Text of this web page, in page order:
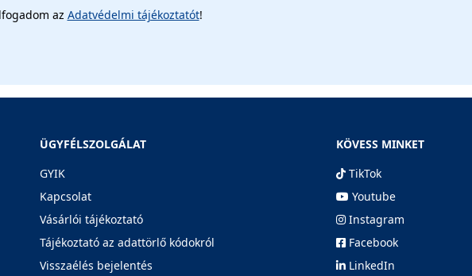
az Adatvédelmi tájékoztatót!
ÜGYFÉLSZOLGÁLAT
GYIK
Kapcsolat
Vásárlói tájékoztató
Tájékoztató az adattörlő kódokról
Visszaélés bejelentés
KÖVESS MINKET
TikTok
Youtube
Instagram
Facebook
LinkedIn